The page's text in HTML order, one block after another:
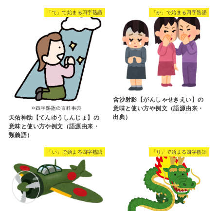
「て」で始まる四字熟語
天佑神助【てんゆうしんじょ】の
意味と使い方や例文（語源由来・
類義語）
「か」で始まる四字熟語
含沙射影【がんしゃせきえい】の
意味と使い方や例文（語源由来・
出典）
「い」で始まる四字熟語 「り」で始まる四字熟語